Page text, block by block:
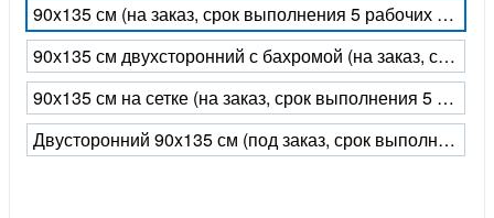
90x135 см (на заказ, срок выполнения 5 рабочих дней)
90х135 см двухсторонний с бахромой (на заказ, срок выполнения 5 рабочих дней)
90х135 см на сетке (на заказ, срок выполнения 5 рабочих дней)
Двусторонний 90x135 см (под заказ, срок выполнения 5 рабочих дней)